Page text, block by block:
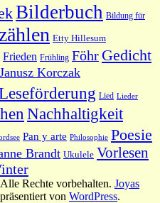
Bilderbuch Bildung für
Etty Hillesum
Frieden Frühling Föhr Gedicht
Janusz Korczak
Lied Lieder
Nachhaltigkeit
Pan y arte Philosophie Poesie
Brandt Ukulele Vorlesen
Rechte vorbehalten. Joyas
von WordPress.